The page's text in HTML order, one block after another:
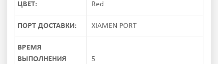
ЦВЕТ: Red
ПОРТ ДОСТАВКИ: XIAMEN PORT
ВРЕМЯ
ВЫПОЛНЕНИЯ
5